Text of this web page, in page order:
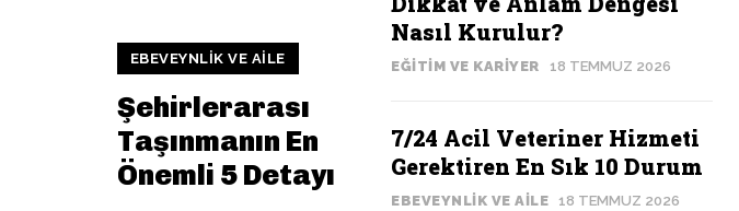
EBEVEYNLIK VE AILE
Şehirlerarası
Taşınmanın En
Önemli 5 Detayı
Nasıl Kurulur?
EĞITIM VE KARIYER 18 TEMMUZ 2026
7/24 Acil Veteriner Hizmeti
Gerektiren En Sık 10 Durum
EBEVEYNLIK VE AILE 18 TEMMUZ 2026